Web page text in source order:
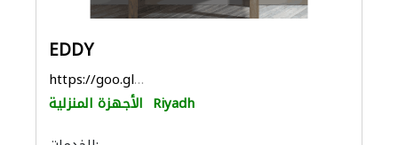
EDDY
https://goo.gl/maps/zVuvNoSJ8xTHVMVH8
الأجهزة المنزلية Riyadh